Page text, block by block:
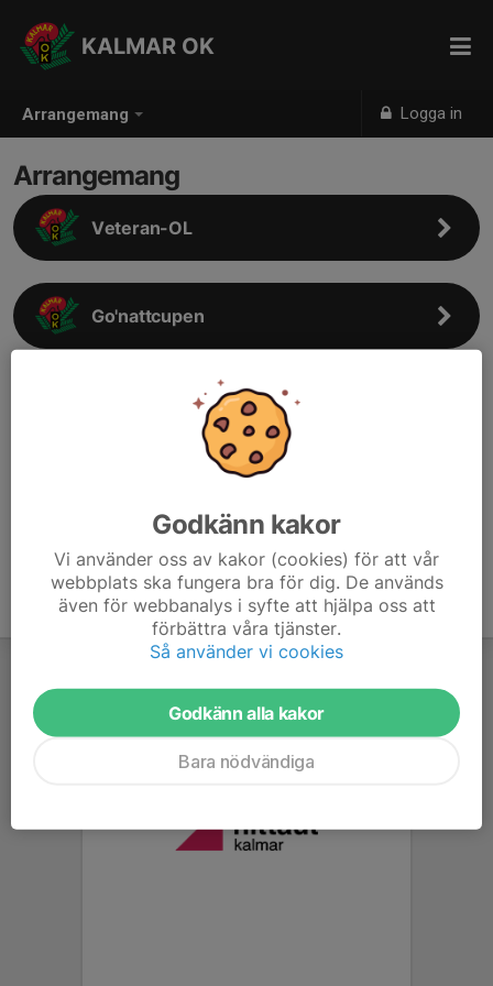
Arrangemang Logga in
KALMAR OK
Arrangemang
Veteran-OL
Go'nattcupen
Tips- och motionsbingo
Godkänn kakor
Vi använder oss av kakor (cookies) för att vår
webbplats ska fungera bra för dig. De används
även för webbanalys i syfte att hjälpa oss att
förbättra våra tjänster.
Så använder vi cookies
Godkänn alla kakor
Bara nödvändiga